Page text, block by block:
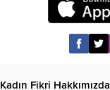
Kadın Fikri Hakkımızda